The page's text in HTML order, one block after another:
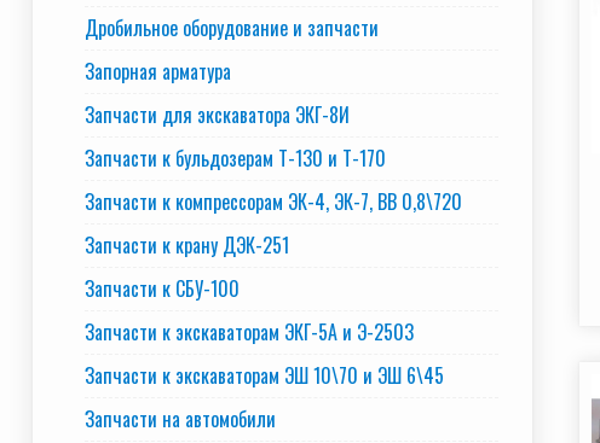
Дробильное оборудование и запчасти
Запорная арматура
Запчасти для экскаватора ЭКГ-8И
Запчасти к бульдозерам Т-130 и Т-170
Запчасти к компрессорам ЭК-4, ЭК-7, ВВ 0,8\720
Запчасти к крану ДЭК-251
Запчасти к СБУ-100
Запчасти к экскаваторам ЭКГ-5А и Э-2503
Запчасти к экскаваторам ЭШ 10\70 и ЭШ 6\45
Запчасти на автомобили